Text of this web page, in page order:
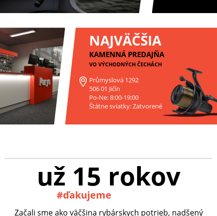
NAJVÄČŠIA
KAMENNÁ PREDAJŇA
VO VÝCHODNÝCH ČECHÁCH
Průmyslová 1292
506 01 Jičín
Po-Ne: 8:00-19:00
Štátne sviatky: Zatvorené
už 15 rokov
#ďakujeme
Začali sme ako väčšina rybárskych potrieb, nadšený